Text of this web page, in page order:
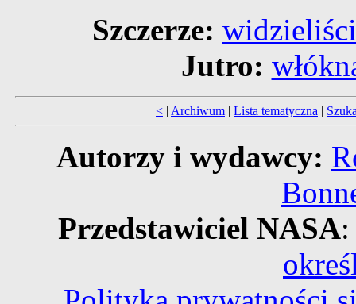
Szczerze:
Jutro:
< | Archiwum | Lista tematyczna |
Autorzy i wydawcy:
Przedstawiciel NASA